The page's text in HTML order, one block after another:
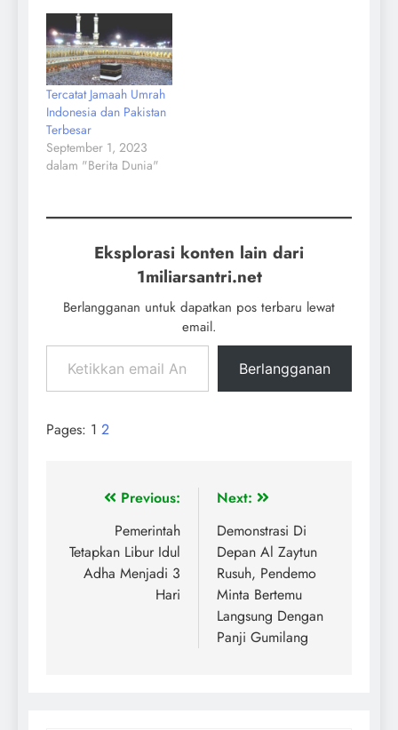
Tercatat Jamaah Umrah
Indonesia dan Pakistan
Terbesar
September 1, 2023
dalam "Berita Dunia"
Eksplorasi konten lain dari
1miliarsantri.net
Berlangganan untuk dapatkan pos terbaru lewat
email.
Berlangganan
Pages: 1 2
Previous:
Pemerintah
Tetapkan Libur Idul
Adha Menjadi 3
Hari
Next:
Demonstrasi Di
Depan Al Zaytun
Rusuh, Pendemo
Minta Bertemu
Langsung Dengan
Panji Gumilang